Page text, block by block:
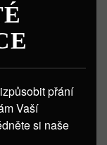
přání
Vaší
si naše